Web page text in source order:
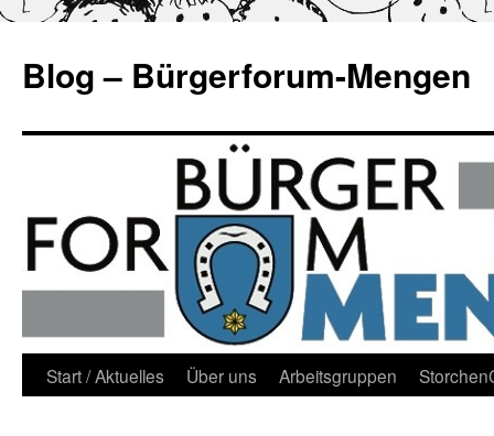
Blog – Bürgerforum-Mengen
Zum
Start / Aktuelles Über uns Arbeitsgruppen